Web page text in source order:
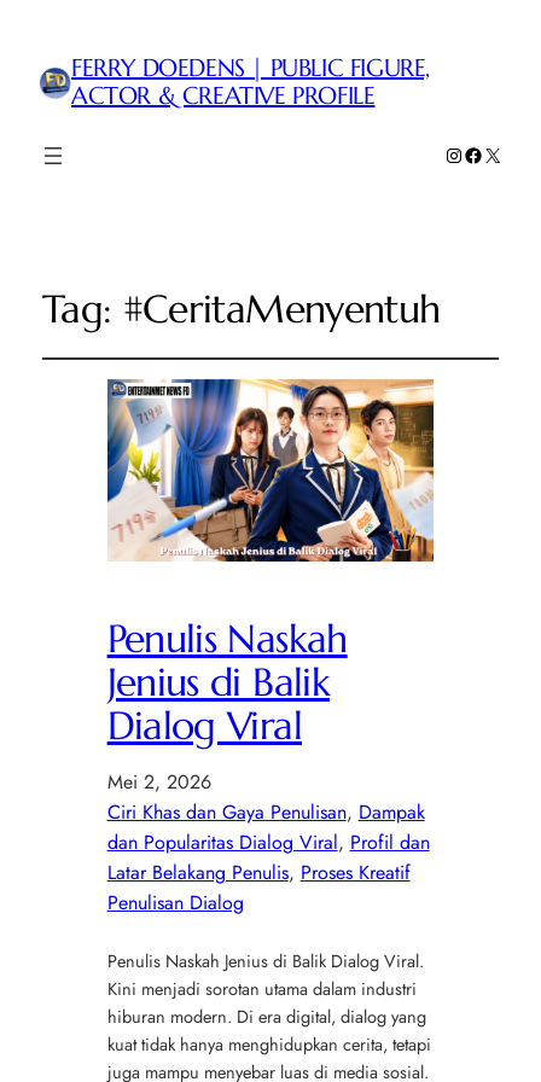
FERRY DOEDENS | PUBLIC FIGURE,
ACTOR & CREATIVE PROFILE
Instagram
Facebook
X
Tag: #CeritaMenyentuh
Penulis Naskah
Jenius di Balik
Dialog Viral
Mei 2, 2026
Ciri Khas dan Gaya Penulisan, Dampak
dan Popularitas Dialog Viral, Profil dan
Latar Belakang Penulis, Proses Kreatif
Penulisan Dialog
Penulis Naskah Jenius di Balik Dialog Viral.
Kini menjadi sorotan utama dalam industri
hiburan modern. Di era digital, dialog yang
kuat tidak hanya menghidupkan cerita, tetapi
juga mampu menyebar luas di media sosial.